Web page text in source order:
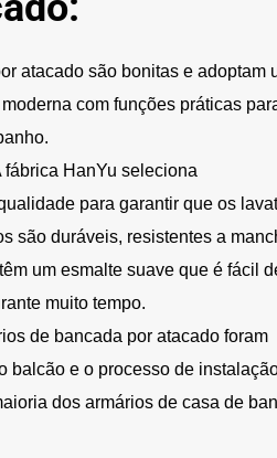
atacado são bonitas e adoptam
com funções práticas
fábrica HanYu seleciona
para garantir que os
são duráveis, resistentes a
um esmalte suave que é fácil
muito tempo.
de bancada por atacado foram
balcão e o processo de
dos armários de casa de